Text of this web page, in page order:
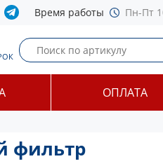
Время работы Пн-Пт
ОПЛАТА
фильтр